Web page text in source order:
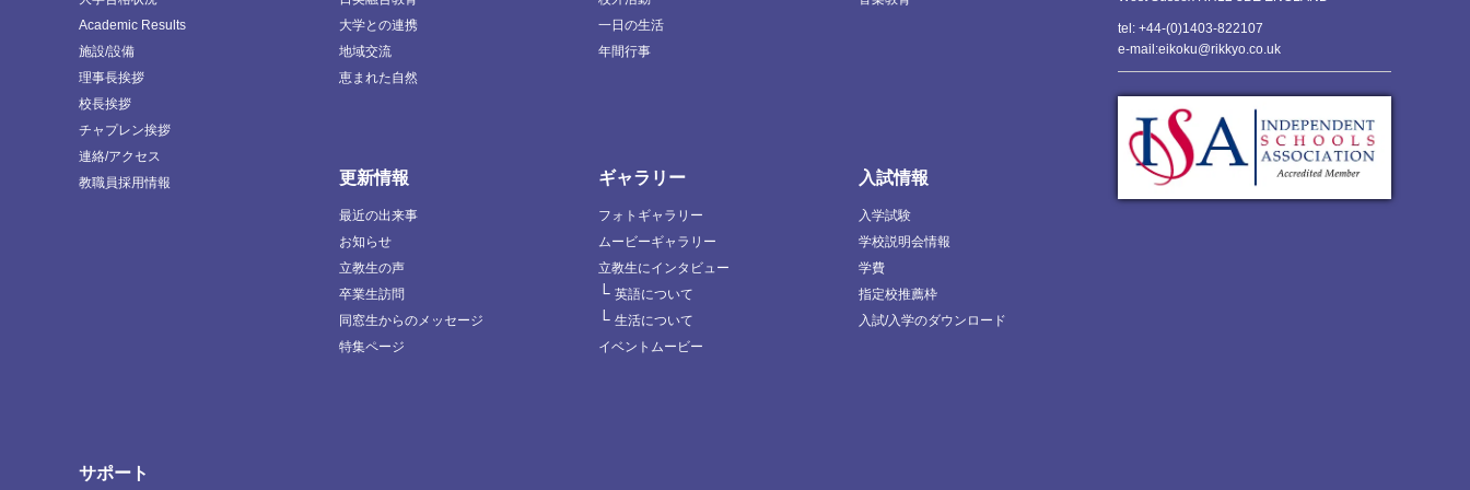
tel: +44-(0)1403-822107
e-mail:eikoku@rikkyo.co.uk
Academic Results
施設/設備
理事長挨拶
校長挨拶
チャプレン挨拶
連絡/アクセス
教職員採用情報
大学との連携
地域交流
恵まれた自然
一日の生活
年間行事
更新情報
最近の出来事
お知らせ
立教生の声
卒業生訪問
同窓生からのメッセージ
特集ページ
ギャラリー
フォトギャラリー
ムービーギャラリー
立教生にインタビュー
└ 英語について
└ 生活について
イベントムービー
入試情報
入学試験
学校説明会情報
学費
指定校推薦枠
入試/入学のダウンロード
サポート